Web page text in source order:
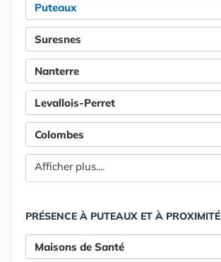
Puteaux
Suresnes
Nanterre
Levallois-Perret
Colombes
Afficher plus....
PRÉSENCE À PUTEAUX ET À PROXIMITÉ
Maisons de Santé